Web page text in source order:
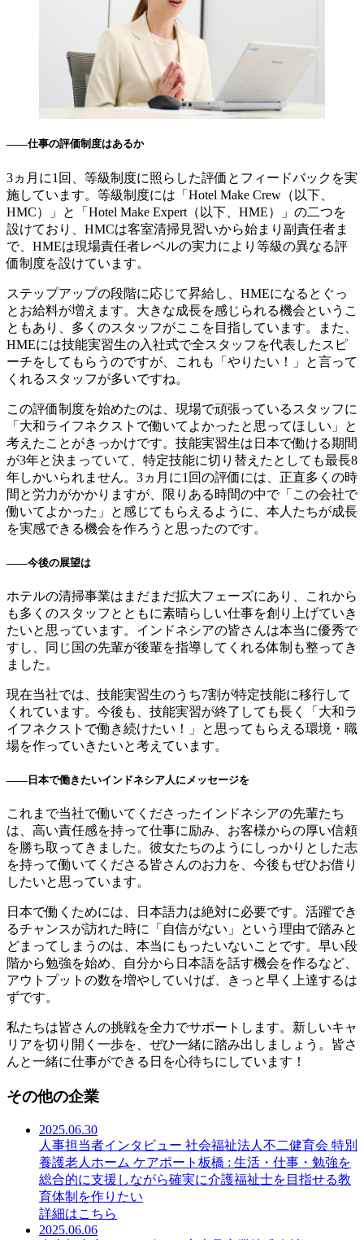
――仕事の評価制度はあるか
3ヵ月に1回、等級制度に照らした評価とフィードバックを実
施しています。等級制度には「Hotel Make Crew（以下、
HMC）」と「Hotel Make Expert（以下、HME）」の二つを
設けており、HMCは客室清掃見習いから始まり副責任者ま
で、HMEは現場責任者レベルの実力により等級の異なる評
価制度を設けています。
ステップアップの段階に応じて昇給し、HMEになるとぐっ
とお給料が増えます。大きな成長を感じられる機会というこ
ともあり、多くのスタッフがここを目指しています。また、
HMEには技能実習生の入社式で全スタッフを代表したスピ
ーチをしてもらうのですが、これも「やりたい！」と言って
くれるスタッフが多いですね。
この評価制度を始めたのは、現場で頑張っているスタッフに
「大和ライフネクストで働いてよかったと思ってほしい」と
考えたことがきっかけです。技能実習生は日本で働ける期間
が3年と決まっていて、特定技能に切り替えたとしても最長8
年しかいられません。3ヵ月に1回の評価には、正直多くの時
間と労力がかかりますが、限りある時間の中で「この会社で
働いてよかった」と感じてもらえるように、本人たちが成長
を実感できる機会を作ろうと思ったのです。
――今後の展望は
ホテルの清掃事業はまだまだ拡大フェーズにあり、これから
も多くのスタッフとともに素晴らしい仕事を創り上げていき
たいと思っています。インドネシアの皆さんは本当に優秀で
すし、同じ国の先輩が後輩を指導してくれる体制も整ってき
ました。
現在当社では、技能実習生のうち7割が特定技能に移行して
くれています。今後も、技能実習が終了しても長く「大和ラ
イフネクストで働き続けたい！」と思ってもらえる環境・職
場を作っていきたいと考えています。
――日本で働きたいインドネシア人にメッセージを
これまで当社で働いてくださったインドネシアの先輩たち
は、高い責任感を持って仕事に励み、お客様からの厚い信頼
を勝ち取ってきました。彼女たちのようにしっかりとした志
を持って働いてくださる皆さんのお力を、今後もぜひお借り
したいと思っています。
日本で働くためには、日本語力は絶対に必要です。活躍でき
るチャンスが訪れた時に「自信がない」という理由で踏みと
どまってしまうのは、本当にもったいないことです。早い段
階から勉強を始め、自分から日本語を話す機会を作るなど、
アウトプットの数を増やしていけば、きっと早く上達するは
ずです。
私たちは皆さんの挑戦を全力でサポートします。新しいキャ
リアを切り開く一歩を、ぜひ一緒に踏み出しましょう。皆さ
んと一緒に仕事ができる日を心待ちにしています！
その他の企業
2025.06.30
人事担当者インタビュー 社会福祉法人不二健育会 特別
養護老人ホーム ケアポート板橋 : 生活・仕事・勉強を
総合的に支援しながら確実に介護福祉士を目指せる教
育体制を作りたい
詳細はこちら
2025.06.06